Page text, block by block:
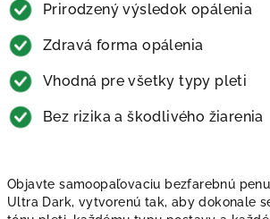
Prirodzený výsledok opálenia
Zdravá forma opálenia
Vhodná pre všetky typy pleti
Bez rizika a škodlivého žiarenia
Objavte samoopaľovaciu bezfarebnú
Ultra Dark, vytvorenú tak, aby dokonale